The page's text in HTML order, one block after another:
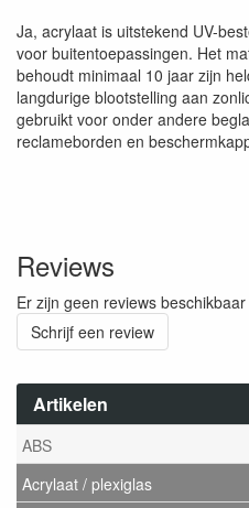
Artikelen
ABS
Acrylaat / plexiglas
Ja, acrylaat is uitstekend UV-
voor buitentoepassingen. Het
behoudt minimaal 10 jaar zijn
langdurige blootstelling aan
gebruikt voor onder andere
reclameborden en
Reviews
Er zijn geen reviews
Schrijf een review